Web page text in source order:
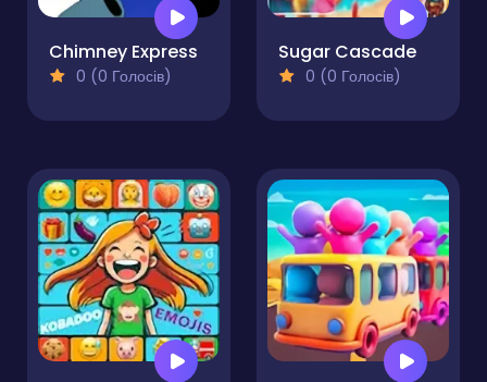
Chimney Express
0 (0 Голосів)
Sugar Cascade
0 (0 Голосів)